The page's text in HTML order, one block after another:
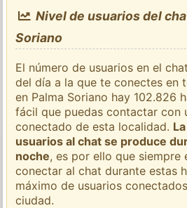
Nivel de usuarios del
Soriano
El número de usuarios en el
del día a la que te conectes en
en Palma Soriano hay 102.826
fácil que puedas contactar con
conectado de esta localidad.
usuarios al chat se produce
noche, es por ello que siempre
conectar al chat durante estas
máximo de usuarios
ciudad.